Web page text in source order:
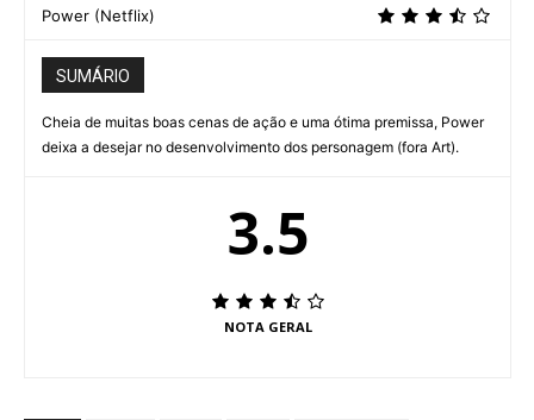
Power (Netflix)
SUMÁRIO
Cheia de muitas boas cenas de ação e uma ótima premissa, Power
deixa a desejar no desenvolvimento dos personagem (fora Art).
3.5
NOTA GERAL